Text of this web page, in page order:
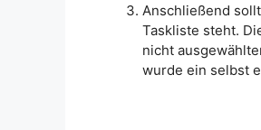
Anschließend
Taskliste steht.
nicht
wurde ein selbst